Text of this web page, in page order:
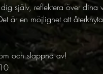
dig själv, reflektera över
är en möjlighet att
och slappna av!